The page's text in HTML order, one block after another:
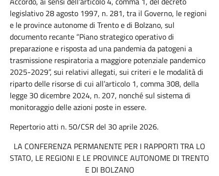
legislativo 28 agosto 1997, n. 281, tra il Governo, le regioni
e le province autonome di Trento e di Bolzano, sul
documento recante “Piano strategico operativo di
preparazione e risposta ad una pandemia da patogeni a
trasmissione respiratoria a maggiore potenziale pandemico
2025-2029”, sui relativi allegati, sui criteri e le modalità di
riparto delle risorse di cui all’articolo 1, comma 308, della
legge 30 dicembre 2024, n. 207, nonché sul sistema di
monitoraggio delle azioni poste in essere.
Repertorio atti n. 50/CSR del 30 aprile 2026.
LA CONFERENZA PERMANENTE PER I RAPPORTI TRA LO
STATO, LE REGIONI E LE PROVINCE AUTONOME DI TRENTO
E DI BOLZANO